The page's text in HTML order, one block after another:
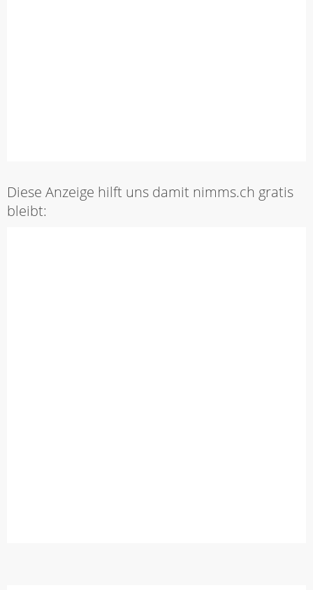
Diese Anzeige hilft uns damit nimms.ch gratis
bleibt: